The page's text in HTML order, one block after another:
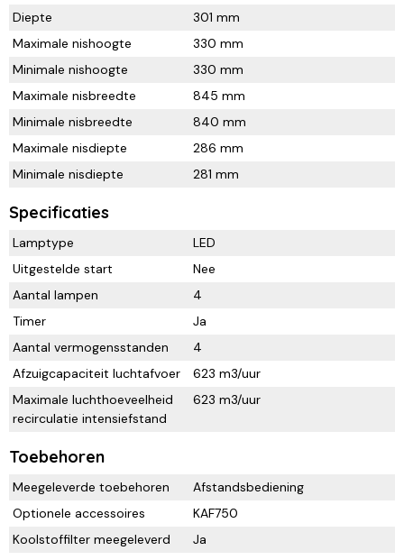
Diepte
301 mm
Maximale nishoogte
330 mm
Minimale nishoogte
330 mm
Maximale nisbreedte
845 mm
Minimale nisbreedte
840 mm
Maximale nisdiepte
286 mm
Minimale nisdiepte
281 mm
Specificaties
Lamptype
LED
Uitgestelde start
Nee
Aantal lampen
4
Timer
Ja
Aantal vermogensstanden
4
Afzuigcapaciteit luchtafvoer
623 m3/uur
Maximale luchthoeveelheid
recirculatie intensiefstand
623 m3/uur
Toebehoren
Meegeleverde toebehoren
Afstandsbediening
Optionele accessoires
KAF750
Koolstoffilter meegeleverd
Ja